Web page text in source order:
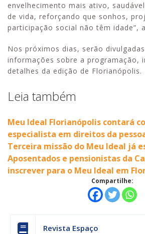
envelhecimento mais ativo,
de vida, reforçando que sonhos,
participação social não têm idade”,
Nos próximos dias, serão
informações sobre a programação,
detalhes da edição de Florianópolis.
Leia também
Meu Ideal Florianópolis contará
especialista em direitos da
Terceira missão do Meu Ideal já
Aposentados e pensionistas da
inscrever para o Meu Ideal em
Compartilhe:
Revista Espaço